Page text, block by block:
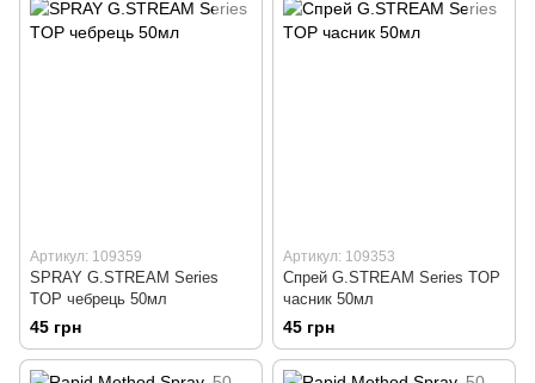
Артикул: 109359
SPRAY G.STREAM Series
TOP чебрець 50мл
45 грн
Артикул: 109353
Спрей G.STREAM Series TOP
часник 50мл
45 грн